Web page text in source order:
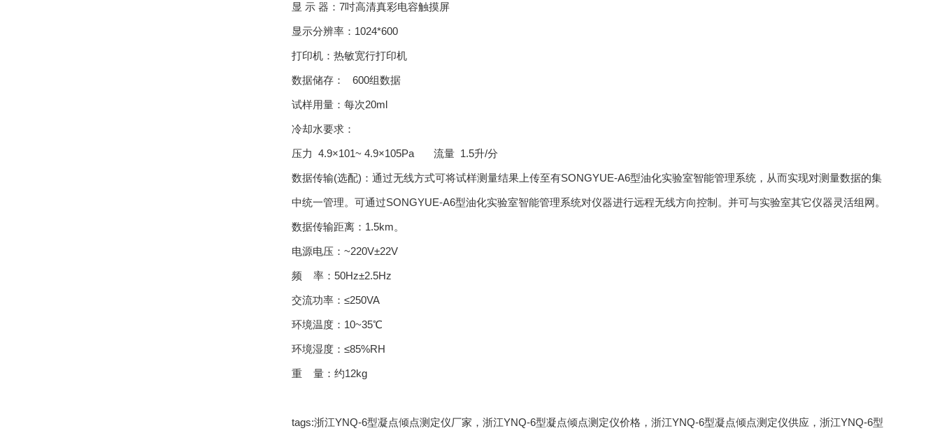
显 示 器：7吋高清真彩电容触摸屏
显示分辨率：1024*600
打印机：热敏宽行打印机
数据储存： 600组数据
试样用量：每次20ml
冷却水要求：
压力 4.9×101~ 4.9×105Pa 流量 1.5升/分
数据传输(选配)：通过无线方式可将试样测量结果上传至有SONGYUE-A6型油化实验室智能管理系统，从而实现对测量数据的集
中统一管理。可通过SONGYUE-A6型油化实验室智能管理系统对仪器进行远程无线方向控制。并可与实验室其它仪器灵活组网。
数据传输距离：1.5km。
电源电压：~220V±22V
频 率：50Hz±2.5Hz
交流功率：≤250VA
环境温度：10~35℃
环境湿度：≤85%RH
重 量：约12kg
tags:浙江YNQ-6型凝点倾点测定仪厂家，浙江YNQ-6型凝点倾点测定仪价格，浙江YNQ-6型凝点倾点测定仪供应，浙江YNQ-6型